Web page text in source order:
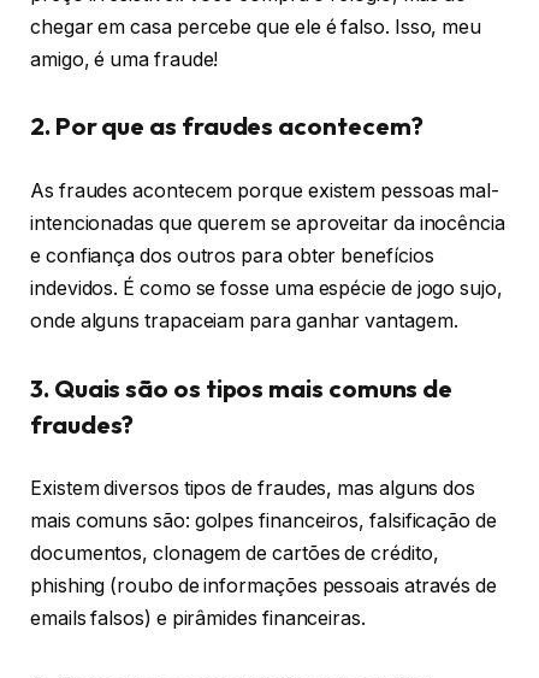
chegar em casa percebe que ele é falso. Isso, meu
amigo, é uma fraude!
2. Por que as fraudes acontecem?
As fraudes acontecem porque existem pessoas mal-
intencionadas que querem se aproveitar da inocência
e confiança dos outros para obter benefícios
indevidos. É como se fosse uma espécie de jogo sujo,
onde alguns trapaceiam para ganhar vantagem.
3. Quais são os tipos mais comuns de
fraudes?
Existem diversos tipos de fraudes, mas alguns dos
mais comuns são: golpes financeiros, falsificação de
documentos, clonagem de cartões de crédito,
phishing (roubo de informações pessoais através de
emails falsos) e pirâmides financeiras.